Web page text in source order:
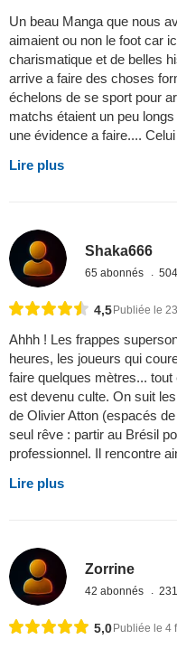
Un beau Manga que nous
aimaient ou non le foot car
charismatique et de belles
arrive a faire des choses
échelons de se sport pour
matchs étaient un peu
une évidence a faire....
Lire plus
Shaka666
65 abonnés
4,5 Publiée le
Ahhh ! Les frappes
heures, les joueurs qui
faire quelques mètres...
est devenu culte. On suit
de Olivier Atton (espacés
seul rêve : partir au Brésil
professionnel. Il rencontre
Lire plus
Zorrine
42 abonnés
5,0 Publiée le 4